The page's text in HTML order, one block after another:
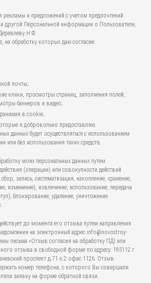
рекламы и предложений с учетом предпочтений
другой Персональной информации о Пользователе,
Н.Ф.
на обработку которых даю согласие:
почты;
клики, просмотры страниц, заполнения полей,
баннеров и видео;
в cookie;
я добровольно предоставляю.
данных будет осуществляться с использованием
или без использования таких средств.
моих персональных данных путем
(операции) или совокупности действий
запись, систематизация, накопление, хранение,
изменение), извлечение, использование, передача
блокирование, удаление, уничтожение
до момента его отзыва путем направления
на электронный адрес info@novostroy-
письма «Отзыв согласия на обработку ПД) или
отзыва в свободной форме по адресу: 195112 г.
проспект д.71 к.2 офис 1126. Отзыв
номер телефона, с которого Вы совершали
заявку на форме обратной связи.